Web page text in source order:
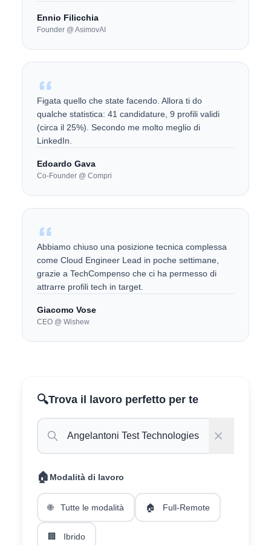
Ennio Filicchia
Founder @ AsimovAI
Figata quello che state facendo. Allora ti do
qualche statistica: 41 candidature, 9 profili validi
(circa il 25%). Secondo me molto meglio di
LinkedIn.
Edoardo Gava
Co-Founder @ Compri
Abbiamo chiuso una posizione tecnica complessa
come Cloud Engineer Lead in poche settimane,
grazie a TechCompenso che ci ha permesso di
attrarre profili tech in target.
Giacomo Vose
CEO @ Wishew
🔍Trova il lavoro perfetto per te
🏠 Modalità di lavoro
🌐 Tutte le modalità 🏠 Full-Remote
🏢 Ibrido